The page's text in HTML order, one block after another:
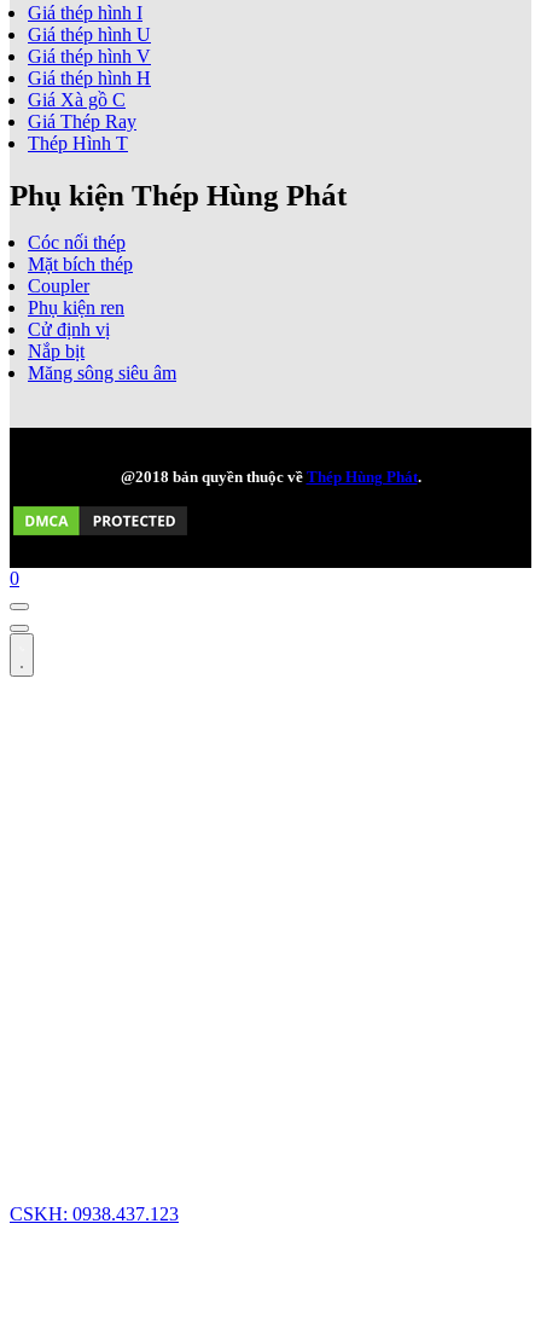
Giá thép hình I
Giá thép hình U
Giá thép hình V
Giá thép hình H
Giá Xà gồ C
Giá Thép Ray
Thép Hình T
Phụ kiện Thép Hùng Phát
Cóc nối thép
Mặt bích thép
Coupler
Phụ kiện ren
Cử định vị
Nắp bịt
Măng sông siêu âm
@2018 bản quyền thuộc về Thép Hùng Phát.
0
CSKH: 0938.437.123